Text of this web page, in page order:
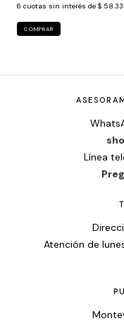
6 cuotas sin interés de $
COMPRAR
Línea
Atención de